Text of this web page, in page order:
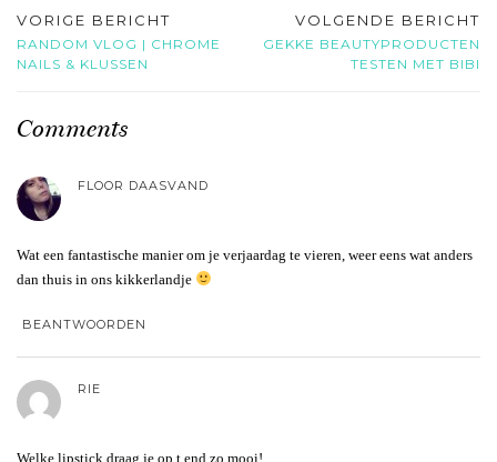
VORIGE BERICHT
RANDOM VLOG | CHROME
NAILS & KLUSSEN
VOLGENDE BERICHT
GEKKE BEAUTYPRODUCTEN
TESTEN MET BIBI
Comments
FLOOR DAASVAND
Wat een fantastische manier om je verjaardag te vieren, weer eens wat anders
dan thuis in ons kikkerlandje
BEANTWOORDEN
RIE
Welke lipstick draag je op t end zo mooi!